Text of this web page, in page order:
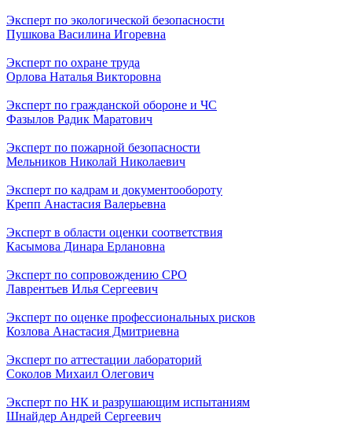
Эксперт по экологической безопасности
Пушкова Василина Игоревна
Эксперт по охране труда
Орлова Наталья Викторовна
Эксперт по гражданской обороне и ЧС
Фазылов Радик Маратович
Эксперт по пожарной безопасности
Мельников Николай Николаевич
Эксперт по кадрам и документообороту
Крепп Анастасия Валерьевна
Эксперт в области оценки соответствия
Касымова Динара Ерлановна
Эксперт по сопровождению СРО
Лаврентьев Илья Сергеевич
Эксперт по оценке профессиональных рисков
Козлова Анастасия Дмитриевна
Эксперт по аттестации лабораторий
Соколов Михаил Олегович
Эксперт по НК и разрушающим испытаниям
Шнайдер Андрей Сергеевич